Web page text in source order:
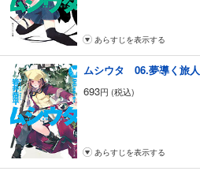
あらすじを表示する
ムシウタ 06.夢導く旅人
693円 (税込)
あらすじを表示する